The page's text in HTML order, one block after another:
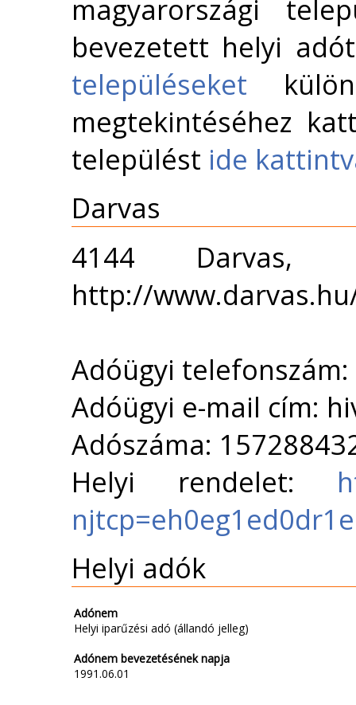
magyarországi
bevezetett helyi
településeket
megtekintéséhez
települést ide
Darvas
4144
http://
Adóügyi
Adóügyi e-mail cím:
Adószáma:
Helyi rendelet:
Helyi adók
Adónem
Helyi iparűzési adó (állandó jelleg)
Adónem bevezetésének napja
1991.06.01